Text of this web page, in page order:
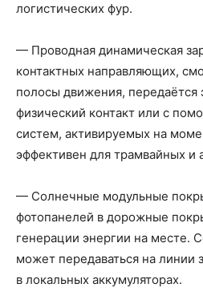
логистических фур.
— Проводная динамическая
контактных направляющих,
полосы движения, передаётся
физический контакт или с
систем, активируемых на
эффективен для трамвайных и
— Солнечные модульные
фотопанелей в дорожные
генерации энергии на месте.
может передаваться на линии
в локальных аккумуляторах.